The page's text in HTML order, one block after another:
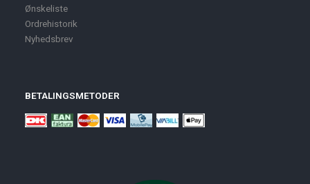
Ønskeliste
Ordrehistorik
Nyhedsbrev
BETALINGSMETODER